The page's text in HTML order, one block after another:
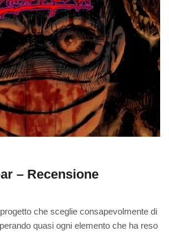
– Recensione
che sceglie consapevolmente di
quasi ogni elemento che ha reso